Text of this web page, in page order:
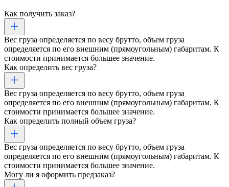
Как получить заказ?
Вес груза определяется по весу брутто, объем груза
определяется по его внешним (прямоугольным) габаритам. К
стоимости принимается большее значение.
Как определить вес груза?
Вес груза определяется по весу брутто, объем груза
определяется по его внешним (прямоугольным) габаритам. К
стоимости принимается большее значение.
Как определить полный объем груза?
Вес груза определяется по весу брутто, объем груза
определяется по его внешним (прямоугольным) габаритам. К
стоимости принимается большее значение.
Могу ли я оформить предзаказ?